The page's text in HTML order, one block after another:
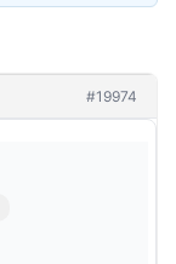
#19974